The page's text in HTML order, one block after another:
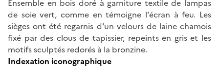
Ensemble en bois doré à garniture textile de lampas
de soie vert, comme en témoigne l'écran à feu. Les
sièges ont été regarnis d'un velours de laine chamois
fixé par des clous de tapissier, repeints en gris et les
motifs sculptés redorés à la bronzine.
Indexation iconographique